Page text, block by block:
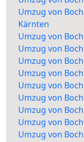
Umzug von
Kärnten
Umzug von
Umzug von
Umzug von
Umzug von
Umzug von
Umzug von
Umzug von
Umzug von
Umzug von